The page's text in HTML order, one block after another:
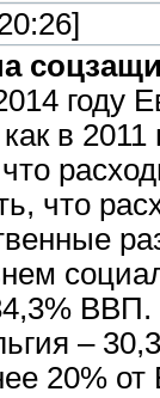
году
в 2011
что
ВВП.
–
20%